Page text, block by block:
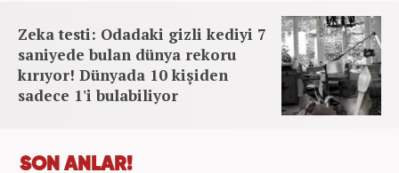
Zeka testi: Odadaki gizli kediyi 7
saniyede bulan dünya rekoru
kırıyor! Dünyada 10 kişiden
sadece 1'i bulabiliyor
SON ANLAR!